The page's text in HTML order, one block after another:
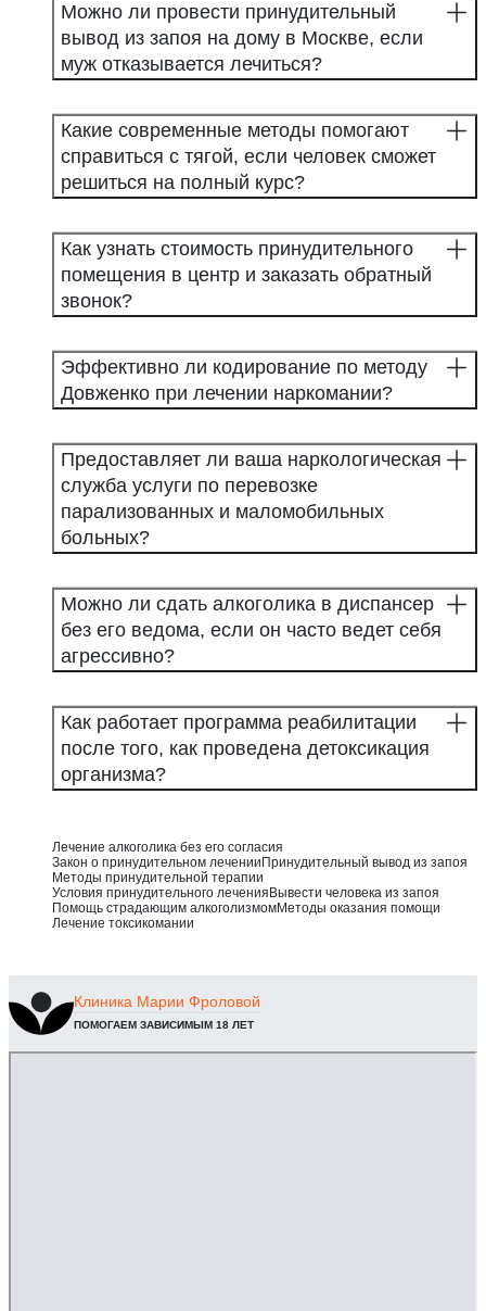
Можно ли провести принудительный
вывод из запоя на дому в Москве, если
муж отказывается лечиться?
Какие современные методы помогают
справиться с тягой, если человек сможет
решиться на полный курс?
Как узнать стоимость принудительного
помещения в центр и заказать обратный
звонок?
Эффективно ли кодирование по методу
Довженко при лечении наркомании?
Предоставляет ли ваша наркологическая
служба услуги по перевозке
парализованных и маломобильных
больных?
Можно ли сдать алкоголика в диспансер
без его ведома, если он часто ведет себя
агрессивно?
Как работает программа реабилитации
после того, как проведена детоксикация
организма?
Лечение алкоголика без его согласия
Закон о принудительном лечении Принудительный вывод из запоя
Методы принудительной терапии
Условия принудительного лечения Вывести человека из запоя
Помощь страдающим алкоголизмомМетоды оказания помощи
Лечение токсикомании
Клиника Марии Фроловой
ПОМОГАЕМ ЗАВИСИМЫМ 18 ЛЕТ